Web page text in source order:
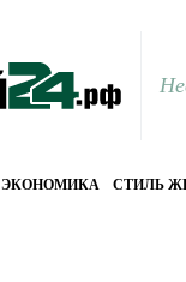
ЭКОНОМИКА СТИЛЬ